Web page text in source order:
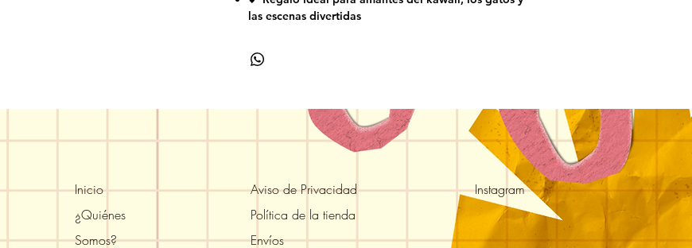
las escenas divertidas
Inicio
¿Quiénes
Somos?
Aviso de Privacidad
Política de la tienda
Envíos
Instagram